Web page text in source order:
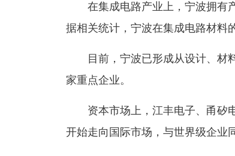
在集成电路产业上，宁波拥有
据相关统计，宁波在集成电路材料
目前，宁波已形成从设计、材料
家重点企业。
资本市场上，江丰电子、甬矽电
开始走向国际市场，与世界级企